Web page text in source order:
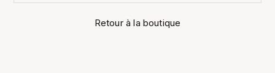
Retour à la boutique